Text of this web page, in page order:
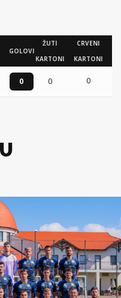
GOLOVI
ŽUTI
KARTONI
CRVENI
KARTONI
0 0 0